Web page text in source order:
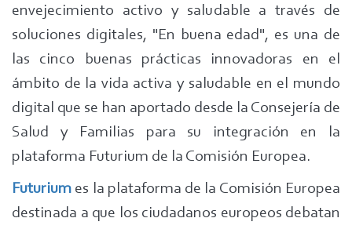
envejecimiento activo y saludable a través de
soluciones digitales, "En buena edad", es una de
las cinco buenas prácticas innovadoras en el
ámbito de la vida activa y saludable en el mundo
digital que se han aportado desde la Consejería de
Salud y Familias para su integración en la
plataforma Futurium de la Comisión Europea.
Futurium es la plataforma de la Comisión Europea
destinada a que los ciudadanos europeos debatan